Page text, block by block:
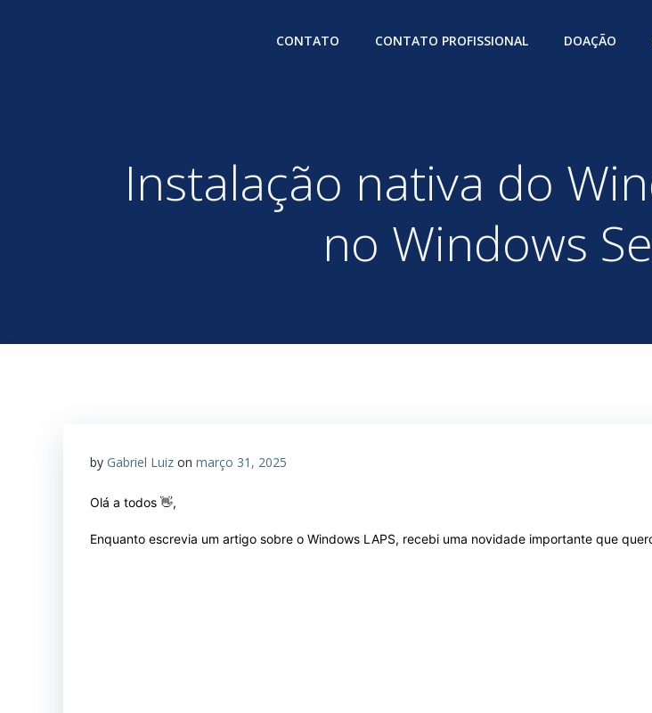
CONTATO CONTATO PROFISSIONAL DOAÇÃO
Instalação nativa do
no Windows
by Gabriel Luiz on março 31, 2025
Olá a todos 👋,
Enquanto escrevia um artigo sobre o Windows LAPS, recebi uma novidade importante que